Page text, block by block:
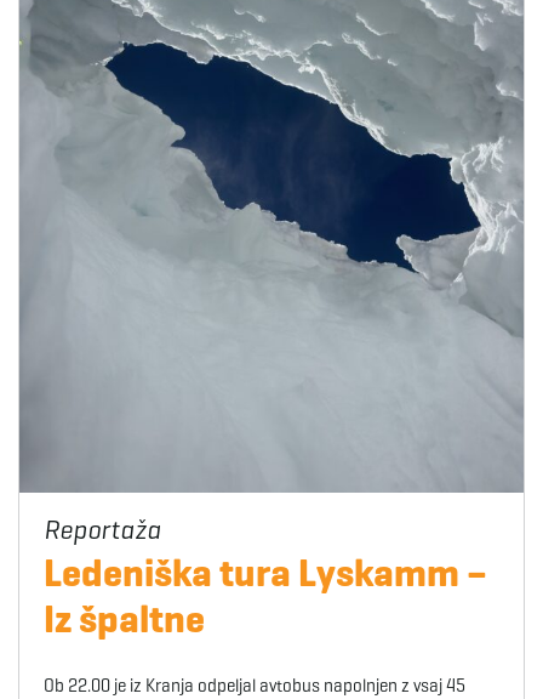
Ledeniška tura Lyskamm –
Iz špaltne
Ob 22.00 je iz Kranja odpeljal avtobus napolnjen z vsaj 45